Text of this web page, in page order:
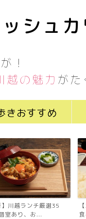
シュ
！
越の魅力 がた
きおすすめ
】川越ランチ厳選35
室あり、お...